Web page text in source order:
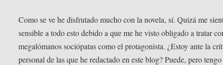
Como se ve he disfrutado mucho con la novela, sí. Quizá me
sensible a todo esto debido a que me he visto obligado a tratar
megalómanos sociópatas como el protagonista. ¿Estoy ante la
personal de las que he redactado en este blog? Puede, pero